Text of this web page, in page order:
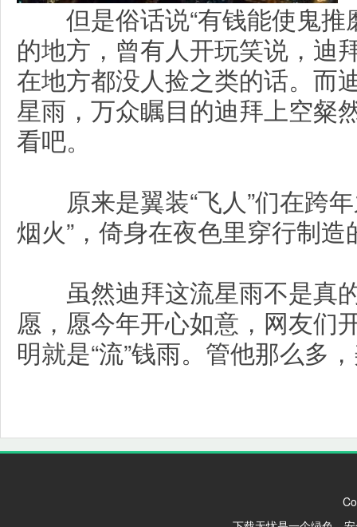
但是俗话说“有钱能使鬼推
的地方，曾有人开玩笑说，迪
在地方都没人捡之类的话。而
星雨，万众瞩目的迪拜上空粲
看吧。
原来是翼装“飞人”们在跨年
烟火”，倚身在夜色里穿行制造
虽然迪拜这流星雨不是真
愿，愿今年开心如意，网友们
明就是“流”钱雨。管他那么多